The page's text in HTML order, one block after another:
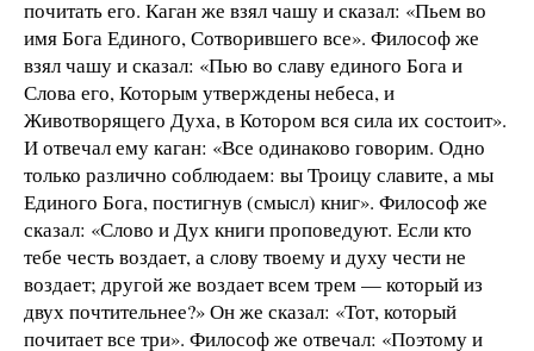
почитать его. Каган же взял чашу и сказал: «Пьем во
имя Бога Единого, Сотворившего все». Философ же
взял чашу и сказал: «Пью во славу единого Бога и
Слова его, Которым утверждены небеса, и
Животворящего Духа, в Котором вся сила их состоит».
И отвечал ему каган: «Все одинаково говорим. Одно
только различно соблюдаем: вы Троицу славите, а мы
Единого Бога, постигнув (смысл) книг». Философ же
сказал: «Слово и Дух книги проповедуют. Если кто
тебе честь воздает, а слову твоему и духу чести не
воздает; другой же воздает всем трем — который из
двух почтительнее?» Он же сказал: «Тот, который
почитает все три». Философ же отвечал: «Поэтому и